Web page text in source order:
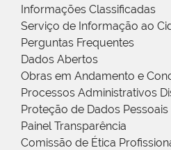
Informações Classificadas
Serviço de Informação ao
Perguntas Frequentes
Dados Abertos
Obras em Andamento e
Processos Administrativos
Proteção de Dados
Painel Transparência
Comissão de Ética